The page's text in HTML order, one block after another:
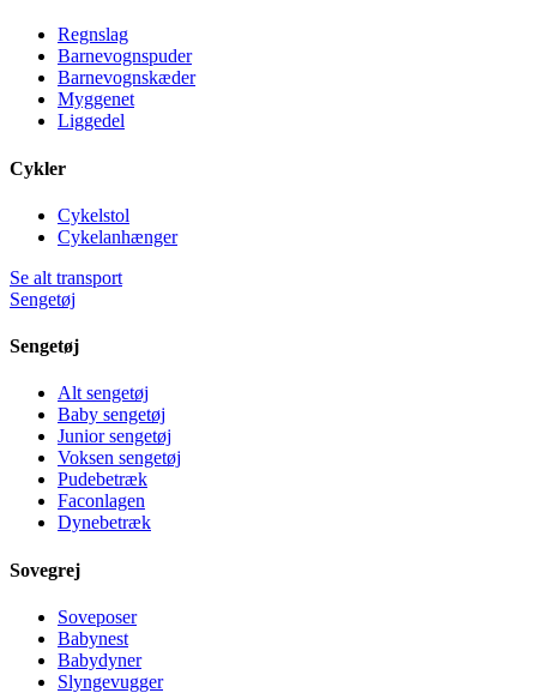
Regnslag
Barnevognspuder
Barnevognskæder
Myggenet
Liggedel
Cykler
Cykelstol
Cykelanhænger
Se alt transport
Sengetøj
Sengetøj
Alt sengetøj
Baby sengetøj
Junior sengetøj
Voksen sengetøj
Pudebetræk
Faconlagen
Dynebetræk
Sovegrej
Soveposer
Babynest
Babydyner
Slyngevugger